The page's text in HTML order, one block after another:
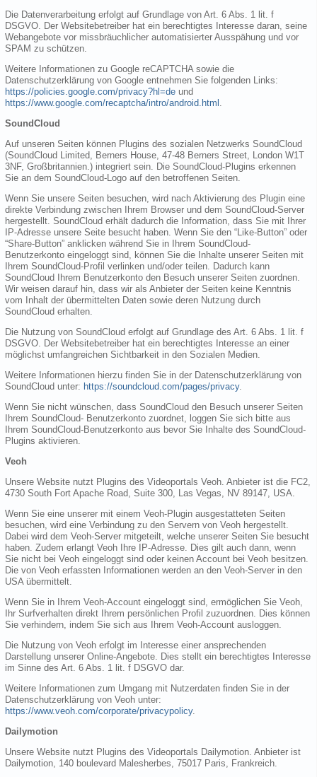
Die Datenverarbeitung erfolgt auf Grundlage von Art. 6 Abs. 1 lit. f
DSGVO. Der Websitebetreiber hat ein berechtigtes Interesse daran, seine
Webangebote vor missbräuchlicher automatisierter Ausspähung und vor
SPAM zu schützen.
Weitere Informationen zu Google reCAPTCHA sowie die
Datenschutzerklärung von Google entnehmen Sie folgenden Links:
https://policies.google.com/privacy?hl=de und
https://www.google.com/recaptcha/intro/android.html
SoundCloud
Auf unseren Seiten können Plugins des sozialen Netzwerks SoundCloud
(SoundCloud Limited, Berners House, 47-48 Berners Street, London W1T
3NF, Großbritannien.) integriert sein. Die SoundCloud-Plugins erkennen
Sie an dem SoundCloud-Logo auf den betroffenen Seiten.
Wenn Sie unsere Seiten besuchen, wird nach Aktivierung des Plugin eine
direkte Verbindung zwischen Ihrem Browser und dem SoundCloud-Server
hergestellt. SoundCloud erhält dadurch die Information, dass Sie mit Ihrer
IP-Adresse unsere Seite besucht haben. Wenn Sie den “Like-Button” oder
“Share-Button” anklicken während Sie in Ihrem SoundCloud-
Benutzerkonto eingeloggt sind, können Sie die Inhalte unserer Seiten mit
Ihrem SoundCloud-Profil verlinken und/oder teilen. Dadurch kann
SoundCloud Ihrem Benutzerkonto den Besuch unserer Seiten zuordnen.
Wir weisen darauf hin, dass wir als Anbieter der Seiten keine Kenntnis
vom Inhalt der übermittelten Daten sowie deren Nutzung durch
SoundCloud erhalten.
Die Nutzung von SoundCloud erfolgt auf Grundlage des Art. 6 Abs. 1 lit. f
DSGVO. Der Websitebetreiber hat ein berechtigtes Interesse an einer
möglichst umfangreichen Sichtbarkeit in den Sozialen Medien.
Weitere Informationen hierzu finden Sie in der Datenschutzerklärung von
SoundCloud unter: https://soundcloud.com/pages/privacy.
Wenn Sie nicht wünschen, dass SoundCloud den Besuch unserer Seiten
Ihrem SoundCloud- Benutzerkonto zuordnet, loggen Sie sich bitte aus
Ihrem SoundCloud-Benutzerkonto aus bevor Sie Inhalte des SoundCloud-
Plugins aktivieren.
Veoh
Unsere Website nutzt Plugins des Videoportals Veoh. Anbieter ist die FC2,
4730 South Fort Apache Road, Suite 300, Las Vegas, NV 89147, USA.
Wenn Sie eine unserer mit einem Veoh-Plugin ausgestatteten Seiten
besuchen, wird eine Verbindung zu den Servern von Veoh hergestellt.
Dabei wird dem Veoh-Server mitgeteilt, welche unserer Seiten Sie besucht
haben. Zudem erlangt Veoh Ihre IP-Adresse. Dies gilt auch dann, wenn
Sie nicht bei Veoh eingeloggt sind oder keinen Account bei Veoh besitzen.
Die von Veoh erfassten Informationen werden an den Veoh-Server in den
USA übermittelt.
Wenn Sie in Ihrem Veoh-Account eingeloggt sind, ermöglichen Sie Veoh,
Ihr Surfverhalten direkt Ihrem persönlichen Profil zuzuordnen. Dies können
Sie verhindern, indem Sie sich aus Ihrem Veoh-Account ausloggen.
Die Nutzung von Veoh erfolgt im Interesse einer ansprechenden
Darstellung unserer Online-Angebote. Dies stellt ein berechtigtes Interesse
im Sinne des Art. 6 Abs. 1 lit. f DSGVO dar.
Weitere Informationen zum Umgang mit Nutzerdaten finden Sie in der
Datenschutzerklärung von Veoh unter:
https://www.veoh.com/corporate/privacypolicy.
Dailymotion
Unsere Website nutzt Plugins des Videoportals Dailymotion. Anbieter ist
Dailymotion, 140 boulevard Malesherbes, 75017 Paris, Frankreich.